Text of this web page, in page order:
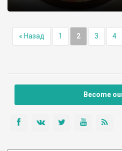
« Назад 1 2 3 4
Become